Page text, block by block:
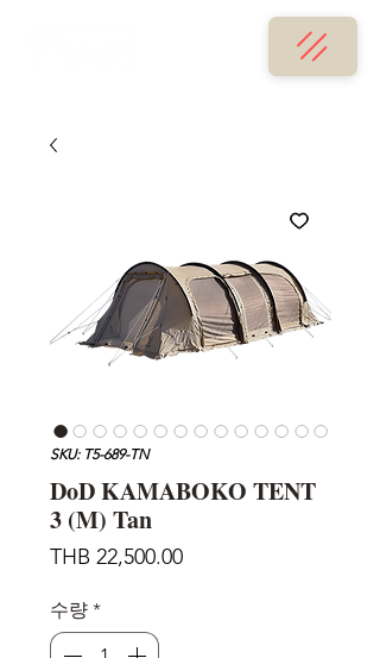
SKU: T5-689-TN
DoD KAMABOKO TENT
3 (M) Tan
THB 22,500.00가
수량 *